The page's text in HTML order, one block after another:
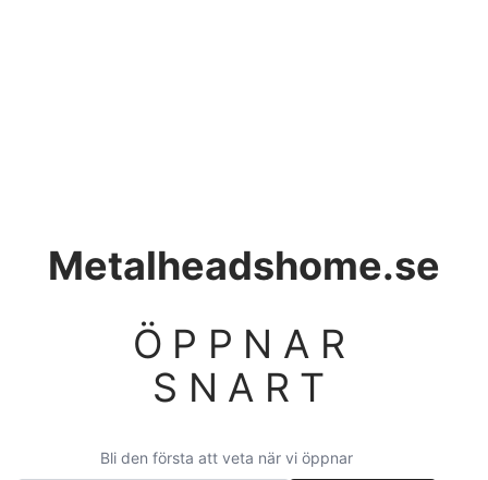
Metalheadshome.se
ÖPPNAR
SNART
Bli den första att veta när vi öppnar